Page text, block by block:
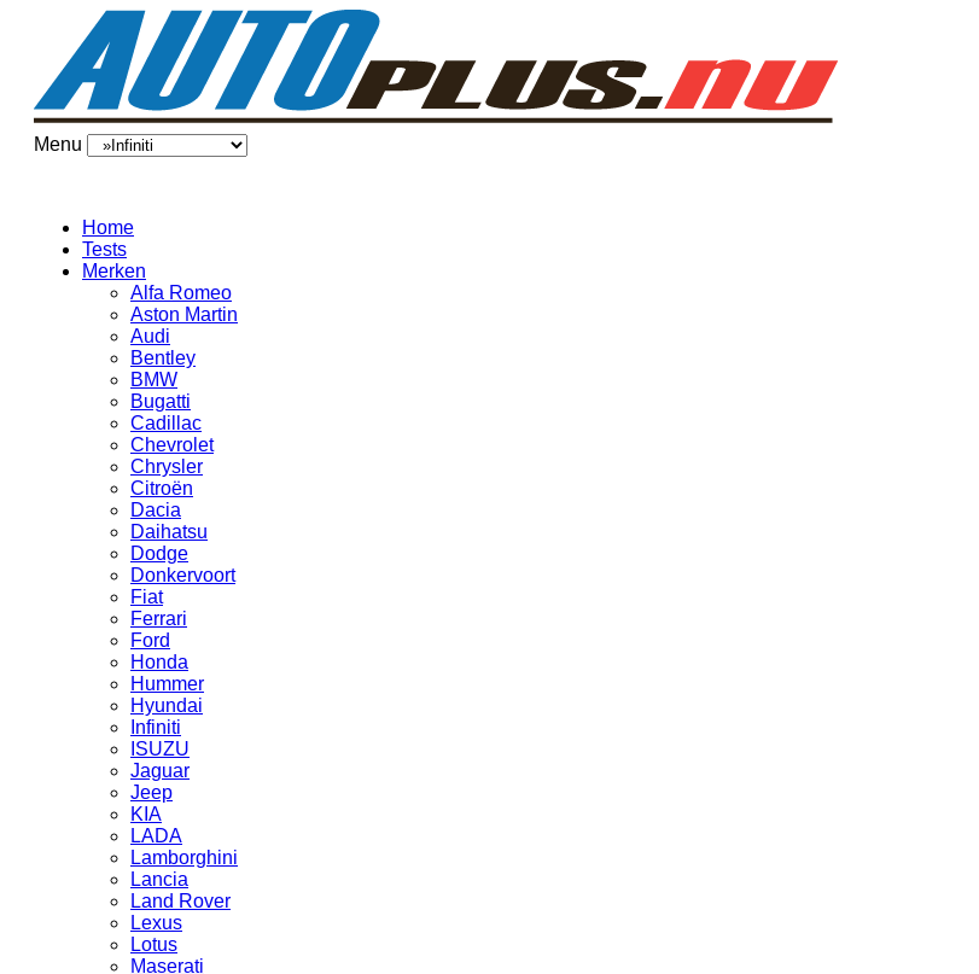
Menu
Home
Tests
Merken
Alfa Romeo
Aston Martin
Audi
Bentley
BMW
Bugatti
Cadillac
Chevrolet
Chrysler
Citroën
Dacia
Daihatsu
Dodge
Donkervoort
Fiat
Ferrari
Ford
Honda
Hummer
Hyundai
Infiniti
ISUZU
Jaguar
Jeep
KIA
LADA
Lamborghini
Lancia
Land Rover
Lexus
Lotus
Maserati